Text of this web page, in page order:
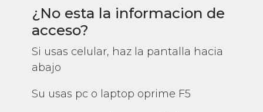
¿No esta la informacion de
acceso?
Si usas celular, haz la pantalla hacia
abajo
Su usas pc o laptop oprime F5